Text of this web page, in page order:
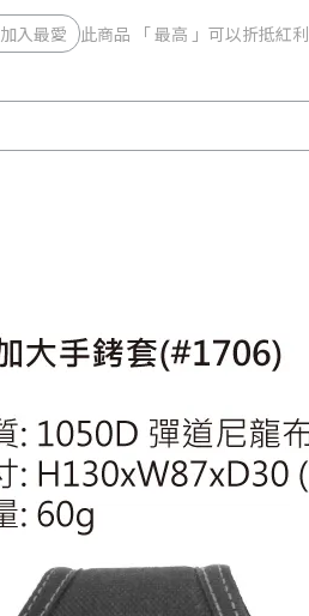
加入最愛 此商品 「 最高 」可以折抵紅利